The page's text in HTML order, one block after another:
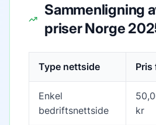
Sammenligning
priser Norge
Type nettside Pris
Enkel
bedriftsnettside
kr